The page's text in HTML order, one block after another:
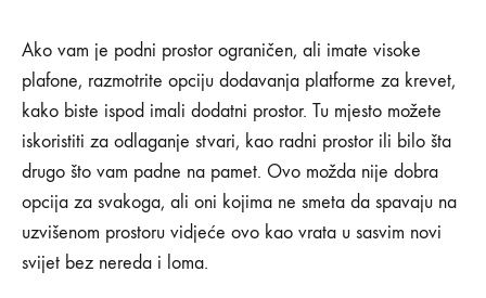
Ako vam je podni prostor ograničen, ali imate visoke
plafone, razmotrite opciju dodavanja platforme za krevet,
kako biste ispod imali dodatni prostor. Tu mjesto možete
iskoristiti za odlaganje stvari, kao radni prostor ili bilo šta
drugo što vam padne na pamet. Ovo možda nije dobra
opcija za svakoga, ali oni kojima ne smeta da spavaju na
uzvišenom prostoru vidjeće ovo kao vrata u sasvim novi
svijet bez nereda i loma.